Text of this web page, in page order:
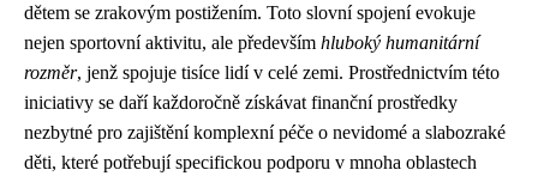
dětem se zrakovým postižením. Toto slovní spojení evokuje
nejen sportovní aktivitu, ale především hluboký humanitární
rozměr, jenž spojuje tisíce lidí v celé zemi. Prostřednictvím této
iniciativy se daří každoročně získávat finanční prostředky
nezbytné pro zajištění komplexní péče o nevidomé a slabozraké
děti, které potřebují specifickou podporu v mnoha oblastech